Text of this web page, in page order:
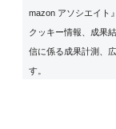
mazon アソシエイト
クッキー情報、成果
信に係る成果計測、
す。